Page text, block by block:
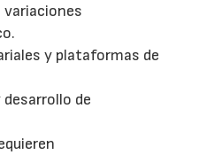
y plataformas de
de